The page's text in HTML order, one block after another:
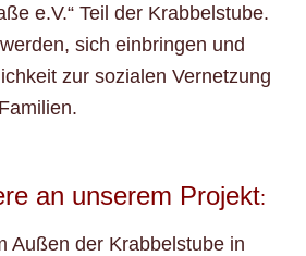
e.V.“ Teil der Krabbelstube.
sich einbringen und
zur sozialen Vernetzung
an unserem Projekt:
Außen der Krabbelstube in